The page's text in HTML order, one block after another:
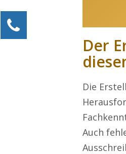
Der
Die
Auch
Alexander